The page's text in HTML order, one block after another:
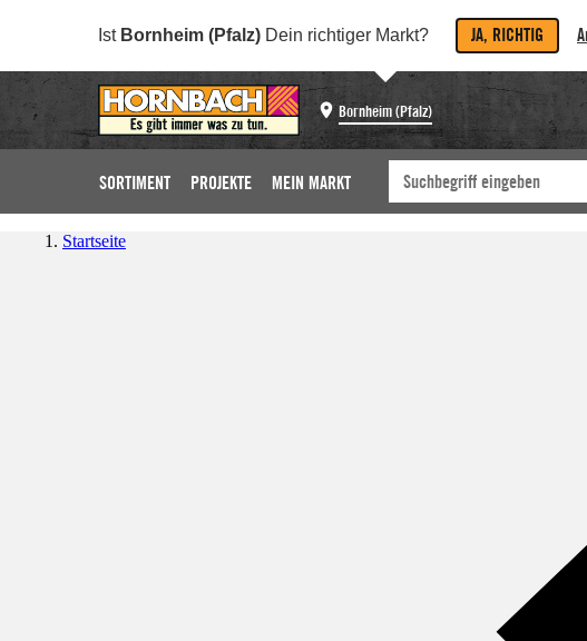
Ist Bornheim (Pfalz) Dein richtiger Markt? JA, RICHTIG
Bornheim (Pfalz)
SORTIMENT PROJEKTE MEIN MARKT
Startseite